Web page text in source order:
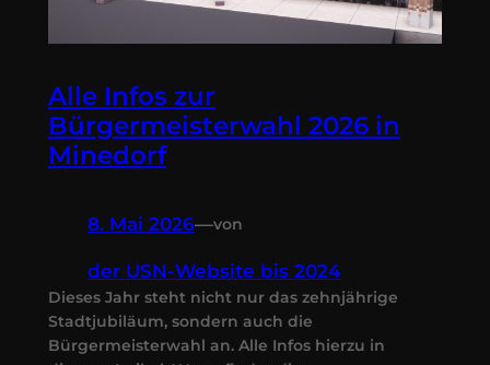
Alle Infos zur
Bürgermeisterwahl 2026 in
Minedorf
8. Mai 2026—von
der USN-Website bis 2024
Dieses Jahr steht nicht nur das zehnjährige
Stadtjubiläum, sondern auch die
Bürgermeisterwahl an. Alle Infos hierzu in